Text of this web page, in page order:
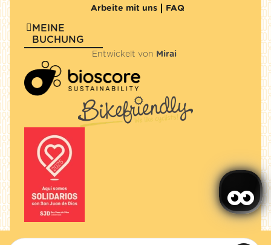
Arbeite mit uns FAQ
MEINE
BUCHUNG
Entwickelt von Mirai